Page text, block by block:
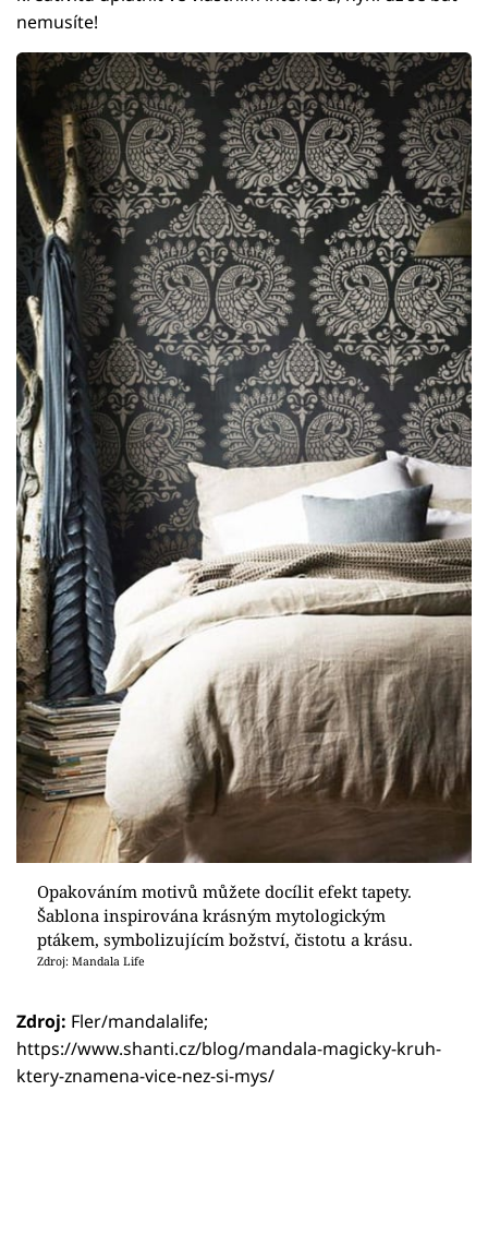
nemusíte!
Opakováním motivů můžete docílit efekt tapety.
Šablona inspirována krásným mytologickým
ptákem, symbolizujícím božství, čistotu a krásu.
Zdroj: Mandala Life
Zdroj: Fler/mandalalife;
https://www.shanti.cz/blog/mandala-magicky-kruh-
ktery-znamena-vice-nez-si-mys/